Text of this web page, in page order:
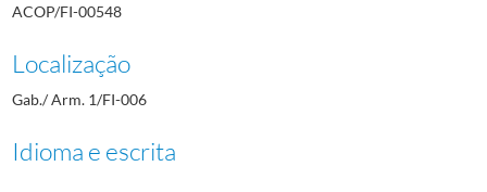
ACOP/FI-00548
Localização
Gab./ Arm. 1/FI-006
Idioma e escrita